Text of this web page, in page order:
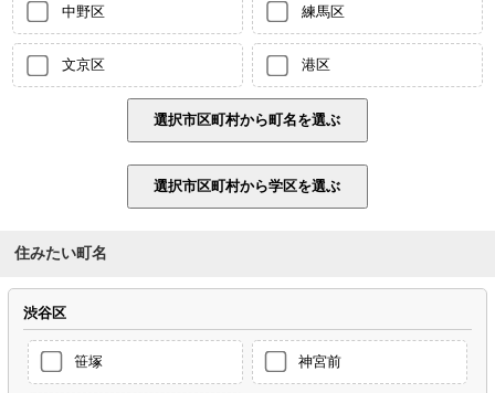
中野区 練馬区
文京区 港区
住みたい町名
渋谷区
笹塚 神宮前